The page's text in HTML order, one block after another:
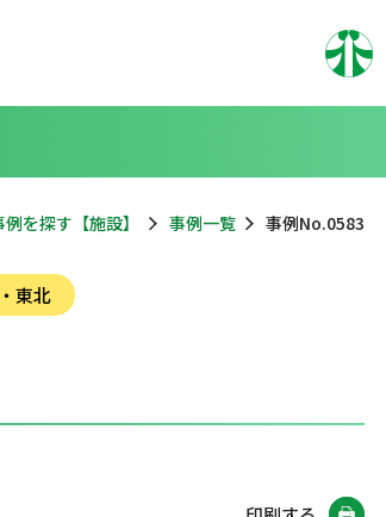
を探す【施設】 事例一覧 事例No.0583
東北